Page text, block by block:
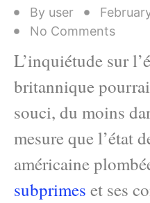
By user
No Comments
L’inquiétude sur
britannique
souci, du moins
mesure que l’état
américaine
subprimes et ses